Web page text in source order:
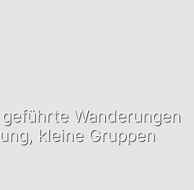
Wanderungen
kleine Gruppen